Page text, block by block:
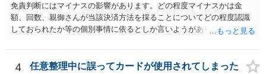
免責判断にはマイナスの影響があります。どの程度マイナスかは金
額、回数、親御さんが当該決済方法を採ることについてどの程度認識
しておられたか等の個別事情に依るとしか言いようがありません。 と
なって相談し、善後策を考えることをお勧めします。
4 任意整理中に誤ってカードが使用されてしまった